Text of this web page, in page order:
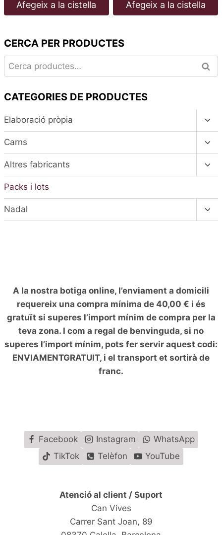
Afegeix a la cistella Afegeix a la cistella
CERCA PER PRODUCTES
Cerca:
CATEGORIES DE PRODUCTES
Elaboració pròpia
el
Carns
el
Altres fabricants
el
Packs i lots
Nadal
el
A la nostra botiga online, l’enviament a domicili
requereix una compra mínima de 40,00 € i és
gratuït si superes l’import mínim de compra per la
teva zona. I com a regal de benvinguda, si no
superes l’import mínim, pots fer servir aquest codi:
ENVIAMENTGRATUIT, i el transport et sortirà de
franc.
Facebook Instagram
WhatsApp
TikTok
Telèfon YouTube
Atenció al client / Suport
Can Vives
Carrer Sant Joan, 89